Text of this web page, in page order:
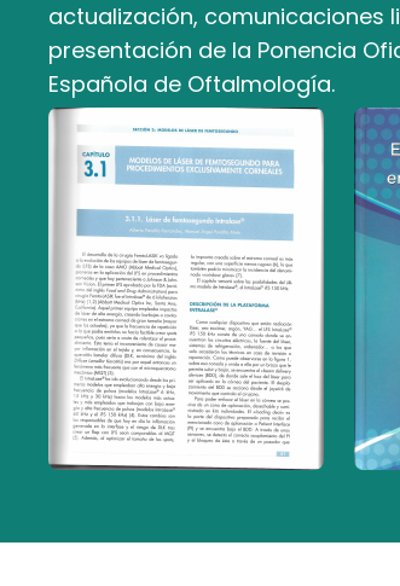
actualización, comunicaciones
presentación de la Ponencia
Española de Oftalmología.